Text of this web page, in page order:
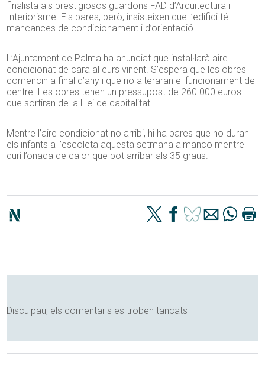
finalista als prestigiosos guardons FAD d’Arquitectura i
Interiorisme. Els pares, però, insisteixen que l’edifici té
mancances de condicionament i d’orientació.
L’Ajuntament de Palma ha anunciat que instal·larà aire
condicionat de cara al curs vinent. S’espera que les obres
comencin a final d’any i que no alteraran el funcionament del
centre. Les obres tenen un pressupost de 260.000 euros
que sortiran de la Llei de capitalitat.
Mentre l’aire condicionat no arribi, hi ha pares que no duran
els infants a l’escoleta aquesta setmana almanco mentre
duri l’onada de calor que pot arribar als 35 graus.
Disculpau, els comentaris es troben tancats